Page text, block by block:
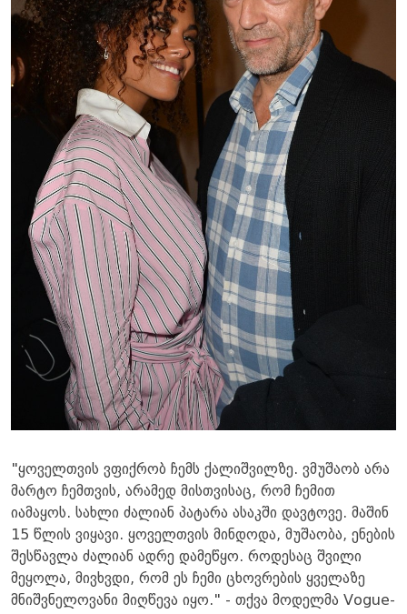
"ყოველთვის ვფიქრობ ჩემს ქალიშვილზე. ვმუშაობ არა
მარტო ჩემთვის, არამედ მისთვისაც, რომ ჩემით
იამაყოს. სახლი ძალიან პატარა ასაკში დავტოვე. მაშინ
15 წლის ვიყავი. ყოველთვის მინდოდა, მუშაობა, ენების
შესწავლა ძალიან ადრე დამეწყო. როდესაც შვილი
მეყოლა, მივხვდი, რომ ეს ჩემი ცხოვრების ყველაზე
მნიშვნელოვანი მიღწევა იყო." - თქვა მოდელმა Vogue-